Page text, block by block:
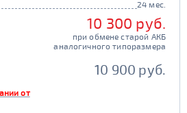
24 мес.
10 300 руб.
при обмене старой АКБ
аналогичного типоразмера
10 900 руб.
от